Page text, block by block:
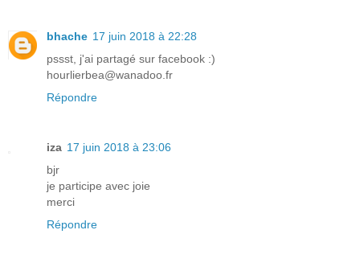
bhache 17 juin 2018 à 22:28
pssst, j'ai partagé sur facebook :)
hourlierbea@wanadoo.fr
Répondre
iza 17 juin 2018 à 23:06
bjr
je participe avec joie
merci
Répondre